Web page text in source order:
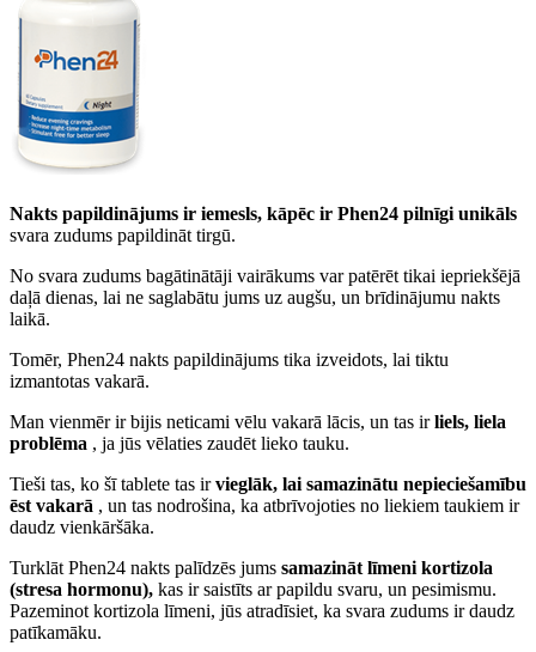
Nakts papildinājums ir iemesls, kāpēc ir Phen24 pilnīgi unikāls
svara zudums papildināt tirgū.
No svara zudums bagātinātāji vairākums var patērēt tikai iepriekšējā
daļā dienas, lai ne saglabātu jums uz augšu, un brīdinājumu nakts
laikā.
Tomēr, Phen24 nakts papildinājums tika izveidots, lai tiktu
izmantotas vakarā.
Man vienmēr ir bijis neticami vēlu vakarā lācis, un tas irliels, liela
problēma , ja jūs vēlaties zaudēt lieko tauku.
Tieši tas, ko šī tablete tas irvieglāk, lai samazinātu nepieciešamību
ēst vakarā , un tas nodrošina, ka atbrīvojoties no liekiem taukiem ir
daudz vienkāršāka.
Turklāt Phen24 nakts palīdzēs jums samazināt līmeni kortizola
(stresa hormonu), kas ir saistīts ar papildu svaru, un pesimismu.
Pazeminot kortizola līmeni, jūs atradīsiet, ka svara zudums ir daudz
patīkamāku.